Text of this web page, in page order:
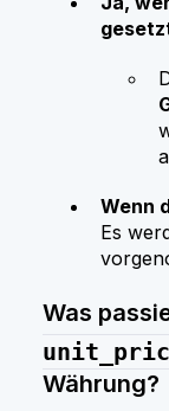
Wenn
Es
Was
Währung?